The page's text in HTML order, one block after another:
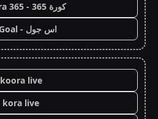
كورة 365 - kooora 365
اس جول - AS Goal
koora live
kora live